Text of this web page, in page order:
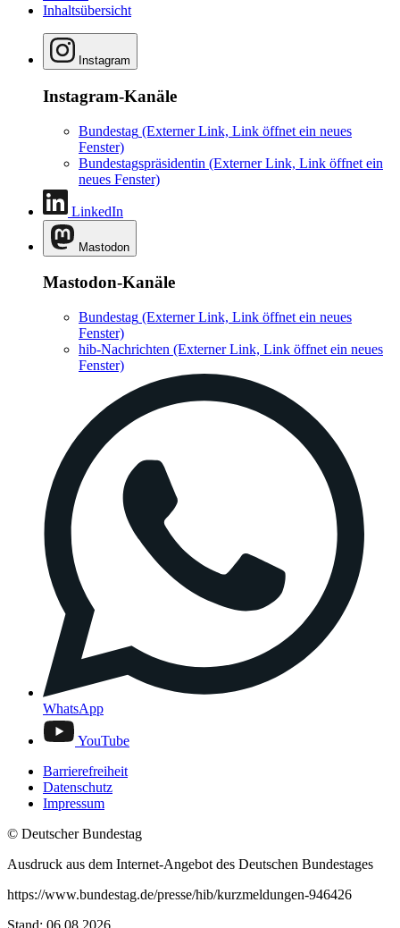
Inhaltsübersicht
Instagram
Instagram-Kanäle
Bundestag (Externer Link, Link öffnet ein neues
Fenster)
Bundestagspräsidentin (Externer Link, Link öffnet ein
neues Fenster)
LinkedIn
Mastodon
Mastodon-Kanäle
Bundestag (Externer Link, Link öffnet ein neues
Fenster)
hib-Nachrichten (Externer Link, Link öffnet ein neues
Fenster)
WhatsApp
YouTube
Barrierefreiheit
Datenschutz
Impressum
© Deutscher Bundestag
Ausdruck aus dem Internet-Angebot des Deutschen Bundestages
https://www.bundestag.de/presse/hib/kurzmeldungen-946426
Stand: 06.08.2026